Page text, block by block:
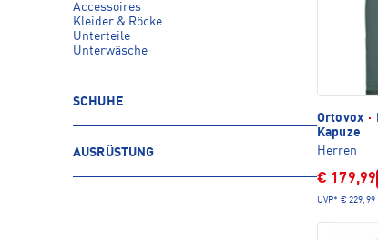
Accessoires
Kleider & Röcke
Unterteile
Unterwäsche
SCHUHE
AUSRÜSTUNG
Ortovox ·
Kapuze
Herren
€ 179,99
UVP* € 229,99